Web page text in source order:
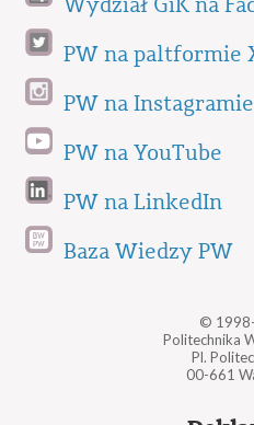
PW na paltformie
PW na Instagramie
PW na YouTube
PW na LinkedIn
Baza Wiedzy PW
©
Politechnika
Pl.
00-661